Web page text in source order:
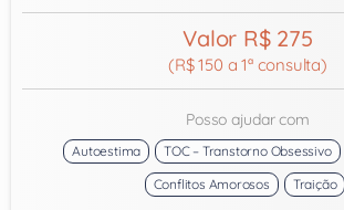
Valor R$ 275
(R$ 150 a 1ª consulta)
Posso ajudar com
Autoestima TOC – Transtorno Obsessivo
Conflitos Amorosos
Traição